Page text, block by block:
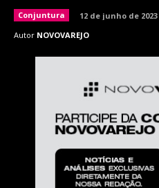
Conjuntura
12 de junho de 2023
Autor NOVOVAREJO